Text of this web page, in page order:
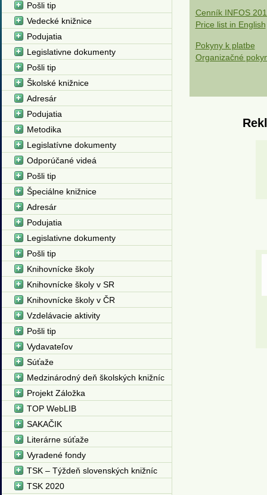
Cenník INFOS
Price list in English
Pokyny k platbe
Organizačné
Pošli tip
Vedecké knižnice
Podujatia
Legislativne dokumenty
Pošli tip
Školské knižnice
Adresár
Podujatia
Metodika
Legislatívne dokumenty
Odporúčané videá
Pošli tip
Špeciálne knižnice
Adresár
Podujatia
Legislativne dokumenty
Pošli tip
Knihovnícke školy
Knihovnícke školy v SR
Knihovnícke školy v ČR
Vzdelávacie aktivity
Pošli tip
Vydavateľov
Súťaže
Medzinárodný deň školských knižníc
Projekt Záložka
TOP WebLIB
SAKAČIK
Literárne súťaže
Vyradené fondy
TSK – Týždeň slovenských knižníc
TSK 2020